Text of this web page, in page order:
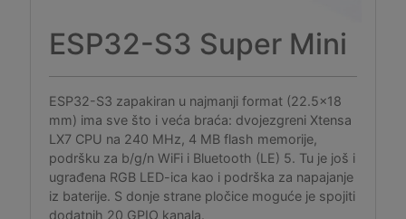
ESP32-S3 Super Mini
ESP32-S3 zapakiran u najmanji format (22.5x18
mm) ima sve što i veća braća: dvojezgreni Xtensa
LX7 CPU na 240 MHz, 4 MB flash memorije,
podršku za b/g/n WiFi i Bluetooth (LE) 5. Tu je još i
ugrađena RGB LED-ica kao i podrška za napajanje
iz baterije. S donje strane pločice moguće je spojiti
dodatnih 20 GPIO kanala.